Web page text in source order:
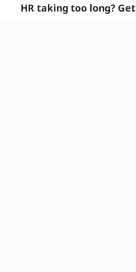
HR taking too long? Get